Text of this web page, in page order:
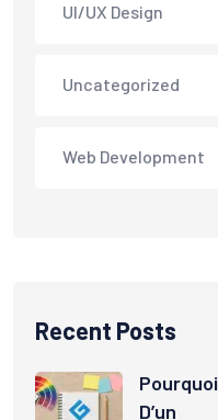
UI/UX Design
Uncategorized
Web Development
Recent Posts
D’un